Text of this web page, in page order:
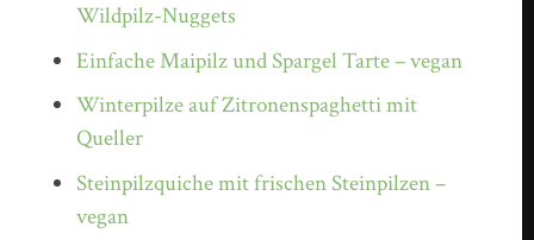
Wildpilz-Nuggets
Einfache Maipilz und Spargel Tarte – vegan
Winterpilze auf Zitronenspaghetti mit
Queller
Steinpilzquiche mit frischen Steinpilzen –
vegan